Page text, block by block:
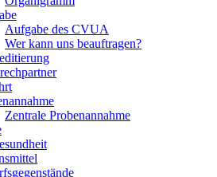
Aufgabe des CVUA
Wer kann uns beauftragen?
Zentrale Probenannahme